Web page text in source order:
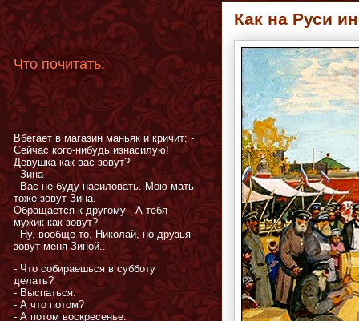
Как на Руси
Что почитать:
Вбегает в магазин маньяк и кричит: -
Сейчас кого-нибудь изнасилую!
Девушка как вас зовут?
- Зина
- Вас не буду насиловать. Мою мать
тоже зовут Зина.
Обращается к другому - А тебя
мужик как зовут?
- Ну, вообще-то, Николай, но друзья
зовут меня Зиной..
- Что собираешься в субботу
делать?
- Выспаться.
- А что потом?
- А потом воскресенье.